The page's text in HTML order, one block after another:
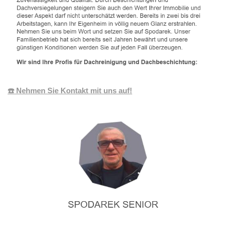
☎️ Nehmen Sie Kontakt mit uns auf!